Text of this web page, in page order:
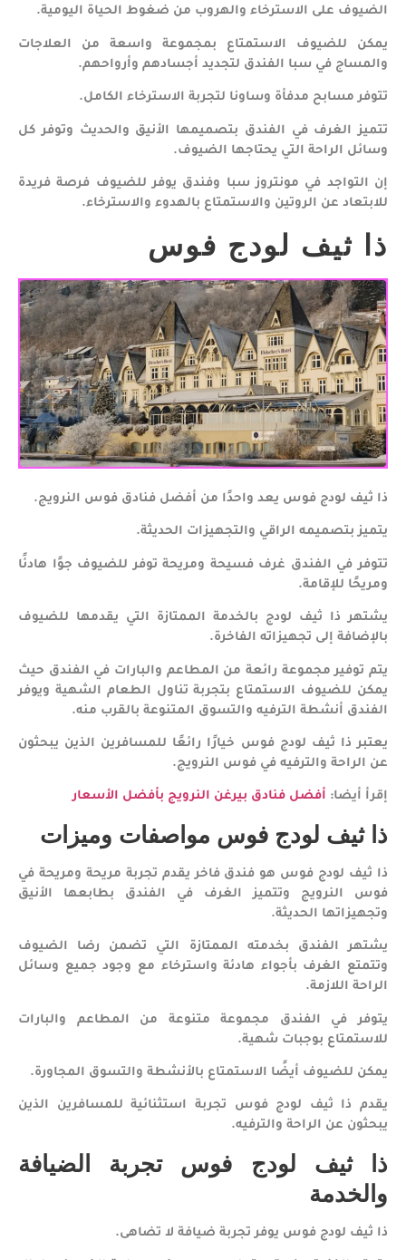
الضيوف على الاسترخاء والهروب من ضغوط الحياة اليومية.
يمكن للضيوف الاستمتاع بمجموعة واسعة من العلاجات
والمساج في سبا الفندق لتجديد أجسادهم وأرواحهم.
تتوفر مسابح مدفأة وساونا لتجربة الاسترخاء الكامل.
تتميز الغرف في الفندق بتصميمها الأنيق والحديث وتوفر كل
وسائل الراحة التي يحتاجها الضيوف.
إن التواجد في مونتروز سبا وفندق يوفر للضيوف فرصة فريدة
للابتعاد عن الروتين والاستمتاع بالهدوء والاسترخاء.
ذا ثيف لودج فوس
ذا ثيف لودج فوس يعد واحدًا من أفضل فنادق فوس النرويج.
يتميز بتصميمه الراقي والتجهيزات الحديثة.
تتوفر في الفندق غرف فسيحة ومريحة توفر للضيوف جوًا هادئًا
ومريحًا للإقامة.
يشتهر ذا ثيف لودج بالخدمة الممتازة التي يقدمها للضيوف
بالإضافة إلى تجهيزاته الفاخرة.
يتم توفير مجموعة رائعة من المطاعم والبارات في الفندق حيث
يمكن للضيوف الاستمتاع بتجربة تناول الطعام الشهية ويوفر
الفندق أنشطة الترفيه والتسوق المتنوعة بالقرب منه.
يعتبر ذا ثيف لودج فوس خيارًا رائعًا للمسافرين الذين يبحثون
عن الراحة والترفيه في فوس النرويج.
إقرأ أيضا: أفضل فنادق بيرغن النرويج بأفضل الأسعار
ذا ثيف لودج فوس مواصفات وميزات
ذا ثيف لودج فوس هو فندق فاخر يقدم تجربة مريحة ومريحة في
فوس النرويج وتتميز الغرف في الفندق بطابعها الأنيق
وتجهيزاتها الحديثة.
يشتهر الفندق بخدمته الممتازة التي تضمن رضا الضيوف
وتتمتع الغرف بأجواء هادئة واسترخاء مع وجود جميع وسائل
الراحة اللازمة.
يتوفر في الفندق مجموعة متنوعة من المطاعم والبارات
للاستمتاع بوجبات شهية.
يمكن للضيوف أيضًا الاستمتاع بالأنشطة والتسوق المجاورة.
يقدم ذا ثيف لودج فوس تجربة استثنائية للمسافرين الذين
يبحثون عن الراحة والترفيه.
ذا ثيف لودج فوس تجربة الضيافة
والخدمة
ذا ثيف لودج فوس يوفر تجربة ضيافة لا تضاهى.